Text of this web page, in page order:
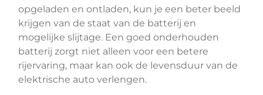
opgeladen en ontladen, kun je een beter beeld
krijgen van de staat van de batterij en
mogelijke slijtage. Een goed onderhouden
batterij zorgt niet alleen voor een betere
rijervaring, maar kan ook de levensduur van de
elektrische auto verlengen.